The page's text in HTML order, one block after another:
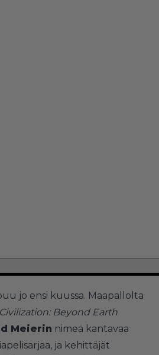
jo ensi kuussa. Maapallolta
Civilization: Beyond Earth
Meierin nimeä kantavaa
ja kehittäjät